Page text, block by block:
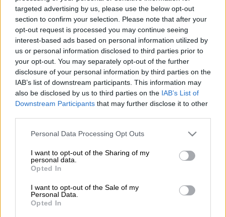
targeted advertising by us, please use the below opt-out
section to confirm your selection. Please note that after your
opt-out request is processed you may continue seeing
interest-based ads based on personal information utilized by
us or personal information disclosed to third parties prior to
your opt-out. You may separately opt-out of the further
disclosure of your personal information by third parties on the
IAB’s list of downstream participants. This information may
also be disclosed by us to third parties on the IAB’s List of
Downstream Participants that may further disclose it to other
Please note that this website/app uses one or more Google
not limited to your visit or usage behaviour. You may click to
grant or deny consent to Google and its third-party tags to
use your data for below specified purposes in below Google
consent section.
Personal Data Processing Opt Outs
I want to opt-out of the Sharing of my
personal data.
Opted In
I want to opt-out of the Sale of my
Personal Data.
Opted In
Προσθέστε το ΕΘΝΟΣ στη Google
Βουλευτικές εκλογές: Η κάμερα του Open
TV έθεσε το δίλημμα των ημερών στους
λουόμενους αλλά το αποτέλεσμα δεν ήταν
ξεκάθαρο.
Όπως και στις εκλογές, έτσι και γι αυτό το
ερώτημα θα πρέπει να περιμένουμε ταexit
για να ξέρουμε αν οι Έλληνες επέλεξαν τις
παραλίες ή τις κάλπες για την Κυριακή.
Άλλωστε αυτή είναι μόλις η
δεύτερη φορά
που διεξάγονται Εθνικές εκλογές μέσα στο